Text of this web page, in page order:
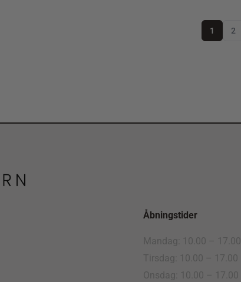
1 2
Åbningstider
Mandag: 10.00 – 17.00
Tirsdag: 10.00 – 17.00
Onsdag: 10.00 – 17.00